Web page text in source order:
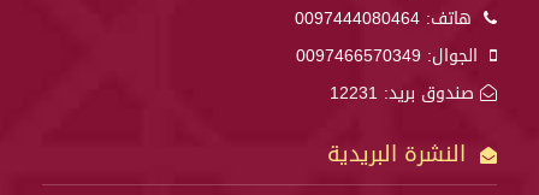
هاتف: 0097444080464
الجوال: 0097466570349
صندوق بريد: 12231
النشرة البريدية